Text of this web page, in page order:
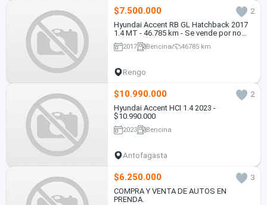
$7.500.000
2
Hyundai Accent RB GL Hatchback 2017
1.4 MT - 46.785 km - Se vende por no
uso
2017 Bencina 46785 km
Rengo
$10.990.000
2
Hyundai Accent HCI 1.4 2023 -
$10.990.000
2023 Bencina
Antofagasta
$6.250.000
3
COMPRA Y VENTA DE AUTOS EN
PRENDA.